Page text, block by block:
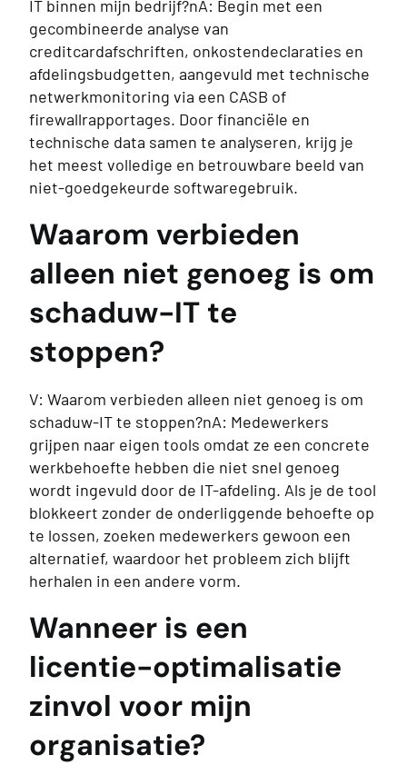
IT binnen mijn bedrijf?nA: Begin met een
gecombineerde analyse van
creditcardafschriften, onkostendeclaraties en
afdelingsbudgetten, aangevuld met technische
netwerkmonitoring via een CASB of
firewallrapportages. Door financiële en
technische data samen te analyseren, krijg je
het meest volledige en betrouwbare beeld van
niet-goedgekeurde softwaregebruik.
Waarom verbieden
alleen niet genoeg is om
schaduw-IT te
stoppen?
V: Waarom verbieden alleen niet genoeg is om
schaduw-IT te stoppen?nA: Medewerkers
grijpen naar eigen tools omdat ze een concrete
werkbehoefte hebben die niet snel genoeg
wordt ingevuld door de IT-afdeling. Als je de tool
blokkeert zonder de onderliggende behoefte op
te lossen, zoeken medewerkers gewoon een
alternatief, waardoor het probleem zich blijft
herhalen in een andere vorm.
Wanneer is een
licentie-optimalisatie
zinvol voor mijn
organisatie?